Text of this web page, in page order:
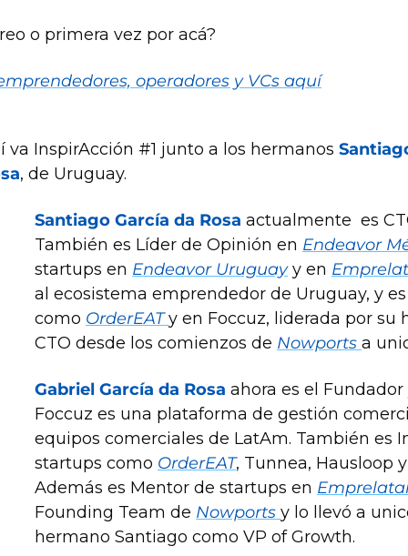
o primera vez por acá?
operadores y VCs aquí
va InspirAcción #1 junto a los hermanos
, de Uruguay.
Santiago García da Rosa actualmente  es
También es Líder de Opinión en Endeavor
startups en Endeavor Uruguay y en
al ecosistema emprendedor de Uruguay, y
como OrderEAT y en Foccuz, liderada por su
CTO desde los comienzos de Nowports a
Gabriel García da Rosa ahora es el Fundador
Foccuz es una plataforma de gestión
equipos comerciales de LatAm. También es
startups como OrderEAT, Tunnea, Hausloop
Además es Mentor de startups en
Founding Team de Nowports y lo llevó a
hermano Santiago como VP of Growth.